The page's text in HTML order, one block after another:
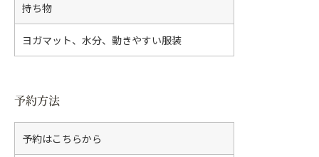
持ち物
ヨガマット、水分、動きやすい服装
予約方法
予約はこちらから